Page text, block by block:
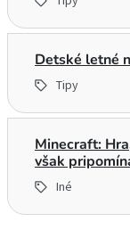
Detské letné
Tipy
Minecraft:
však
Iné